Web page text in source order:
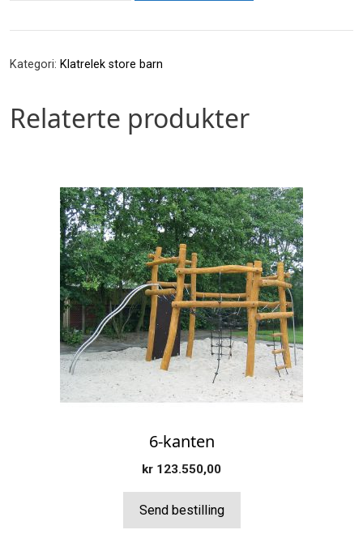
Kategori: Klatrelek store barn
Relaterte produkter
6-kanten
kr 123.550,00
Send bestilling